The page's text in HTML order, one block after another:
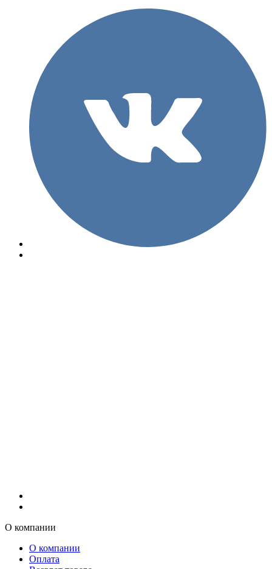
О компании
О компании
Оплата